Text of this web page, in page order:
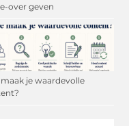
over geven
je waardevolle